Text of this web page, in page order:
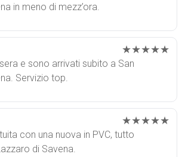
in meno di mezz’ora.
★★★★★
e sono arrivati subito a San
Servizio top.
★★★★★
con una nuova in PVC, tutto
di Savena.